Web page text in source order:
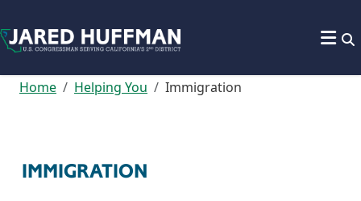
Home Helping You Immigration
IMMIGRATION